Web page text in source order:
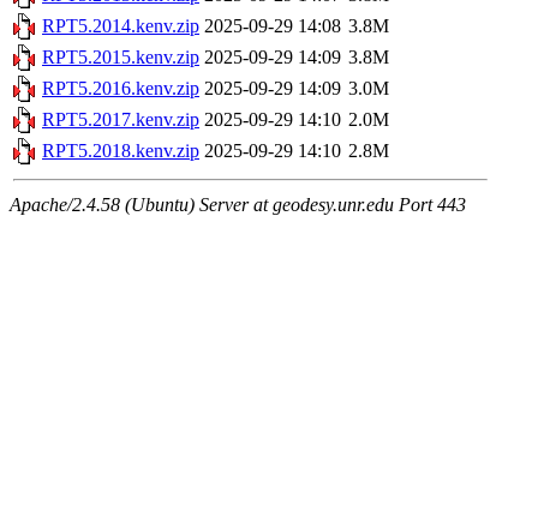
RPT5.2014.kenv.zip 2025-09-29 14:08 3.8M
RPT5.2015.kenv.zip 2025-09-29 14:09 3.8M
RPT5.2016.kenv.zip 2025-09-29 14:09 3.0M
RPT5.2017.kenv.zip 2025-09-29 14:10 2.0M
RPT5.2018.kenv.zip 2025-09-29 14:10 2.8M
Apache/2.4.58 (Ubuntu) Server at geodesy.unr.edu Port 443